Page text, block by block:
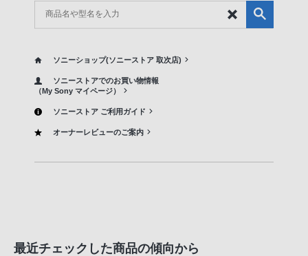
ソニーショップ(ソニーストア 取次店)
ソニーストアでのお買い物情報
（My Sony マイページ）
ソニーストア ご利用ガイド
オーナーレビューのご案内
最近チェックした商品の傾向から